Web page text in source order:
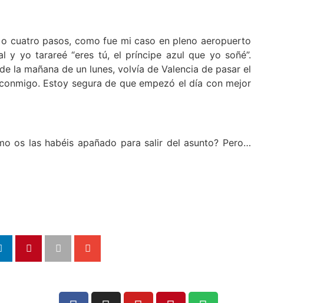
cuatro pasos, como fue mi caso en pleno aeropuerto
yo tarareé “eres tú, el príncipe azul que yo soñé”.
la mañana de un lunes, volvía de Valencia de pasar el
Estoy segura de que empezó el día con mejor
os las habéis apañado para salir del asunto? Pero…